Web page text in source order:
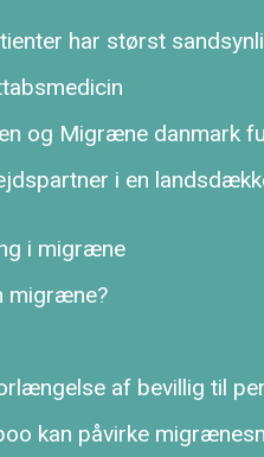
har størst
og Migræne danmark
i en
i migræne
migræne?
af bevillig til
kan påvirke